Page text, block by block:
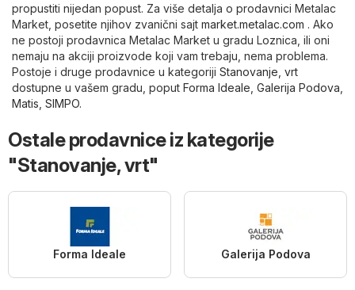
propustiti nijedan popust. Za više detalja o prodavnici Metalac
Market, posetite njihov zvanični sajt market.metalac.com . Ako
ne postoji prodavnica Metalac Market u gradu Loznica, ili oni
nemaju na akciji proizvode koji vam trebaju, nema problema.
Postoje i druge prodavnice u kategoriji Stanovanje, vrt
dostupne u vašem gradu, poput Forma Ideale Galerija Podova
Matis SIMPO.
Ostale prodavnice iz kategorije
"Stanovanje, vrt"
Forma Ideale Galerija Podova